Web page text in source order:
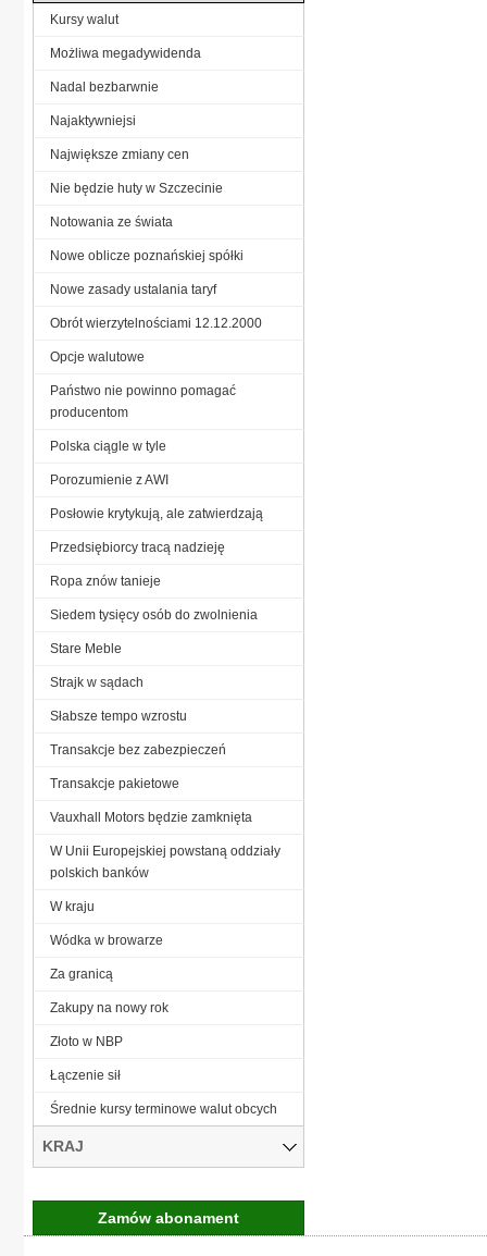
Kursy walut
Możliwa megadywidenda
Nadal bezbarwnie
Najaktywniejsi
Największe zmiany cen
Nie będzie huty w Szczecinie
Notowania ze świata
Nowe oblicze poznańskiej spółki
Nowe zasady ustalania taryf
Obrót wierzytelnościami 12.12.2000
Opcje walutowe
Państwo nie powinno pomagać
producentom
Polska ciągle w tyle
Porozumienie z AWI
Posłowie krytykują, ale zatwierdzają
Przedsiębiorcy tracą nadzieję
Ropa znów tanieje
Siedem tysięcy osób do zwolnienia
Stare Meble
Strajk w sądach
Słabsze tempo wzrostu
Transakcje bez zabezpieczeń
Transakcje pakietowe
Vauxhall Motors będzie zamknięta
W Unii Europejskiej powstaną oddziały
polskich banków
W kraju
Wódka w browarze
Za granicą
Zakupy na nowy rok
Złoto w NBP
Łączenie sił
Średnie kursy terminowe walut obcych
KRAJ
Zamów abonament